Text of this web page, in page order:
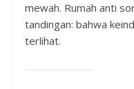
mewah. Rumah anti
tandingan: bahwa
terlihat.